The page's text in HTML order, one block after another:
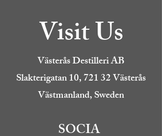
Visit Us
Västerås Destilleri AB
Slakterigatan 10, 721 32 Västerås
Västmanland, Sweden
SOCIA